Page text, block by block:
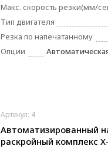
Макс. скорость резки(мм/
Тип двигателя
Резка по напечатанному
Опции
Артикул: 4
Автоматизированный
раскройный комплекс